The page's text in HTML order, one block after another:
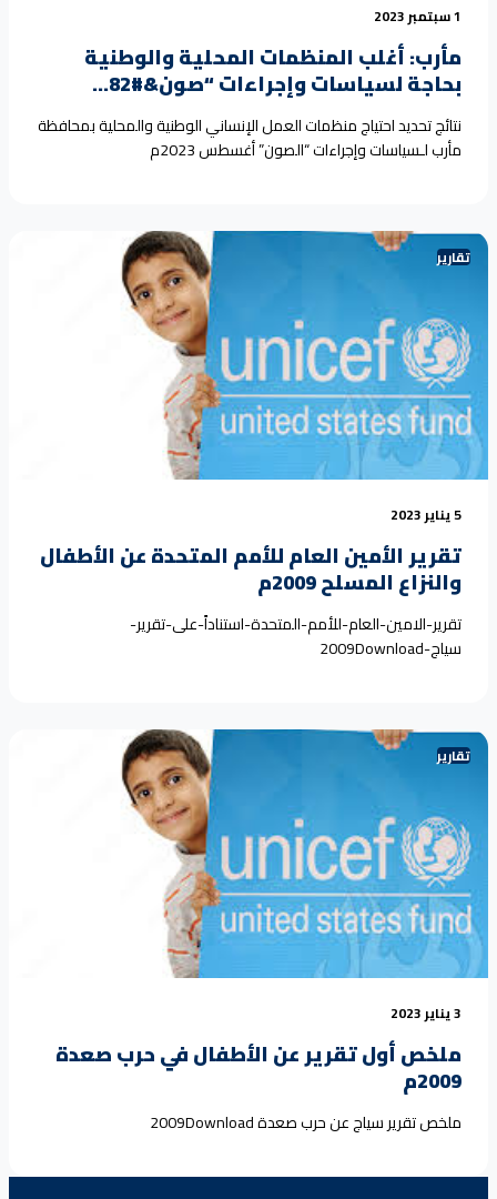
1 سبتمبر 2023
مأرب: أغلب المنظمات المحلية والوطنية
بحاجة لسياسات وإجراءات “صون&#82...
نتائج تحديد احتياج منظمات العمل الإنساني الوطنية والمحلية بمحافظة
مأرب لـسياسات وإجراءات “الصون” أغسطس 2023م
تقارير
5 يناير 2023
تقرير الأمين العام للأمم المتحدة عن الأطفال
والنزاع المسلح 2009م
تقرير-الامين-العام-للأمم-المتحدة-استناداً-على-تقرير-
سياج-2009Download
تقارير
3 يناير 2023
ملخص أول تقرير عن الأطفال في حرب صعدة
2009م
ملخص تقرير سياج عن حرب صعدة 2009Download